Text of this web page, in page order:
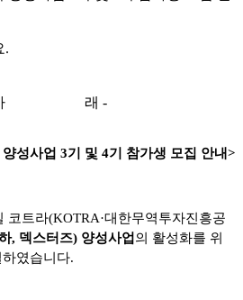
.
아 래 -
성사업 3기 및 4기 참가생 모집 안내>
코트라(KOTRA·대한무역투자진흥공
, 덱스터즈) 양성사업 의 활성화를 위
하였습니다.